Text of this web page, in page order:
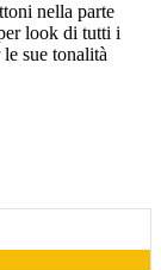
nella parte
look di tutti i
sue tonalità